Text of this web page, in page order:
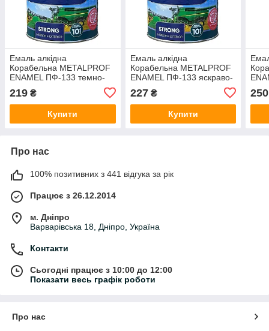
Емаль алкідна
Корабельна METALPROF
ENAMEL ПФ-133 темно-
коричневий глянець 0,75 л
219 ₴
Купити
Емаль алкідна
Корабельна METALPROF
ENAMEL ПФ-133 яскраво-
227₴
Купити
250
Про нас
100% позитивних з 441 відгука за рік
Працює з 26.12.2014
м. Дніпро
Варварівська 18, Дніпро, Україна
Контакти
Сьогодні працює з 10:00 до 12:00
Показати весь графік роботи
Про нас